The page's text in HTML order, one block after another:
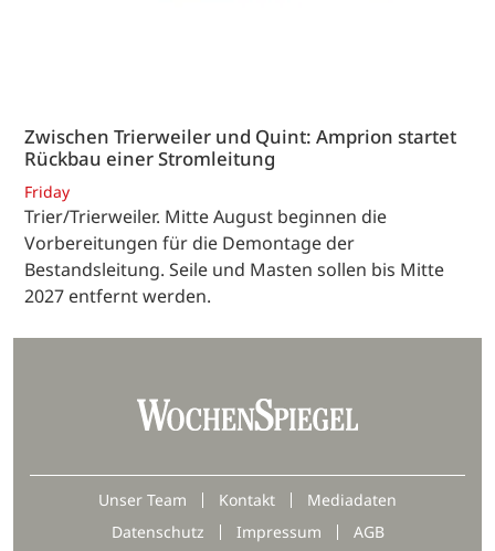
Zwischen Trierweiler und Quint: Amprion startet
Rückbau einer Stromleitung
Friday
Trier/Trierweiler. Mitte August beginnen die
Vorbereitungen für die Demontage der
Bestandsleitung. Seile und Masten sollen bis Mitte
2027 entfernt werden.
Unser Team Kontakt
Mediadaten
Datenschutz
Impressum AGB